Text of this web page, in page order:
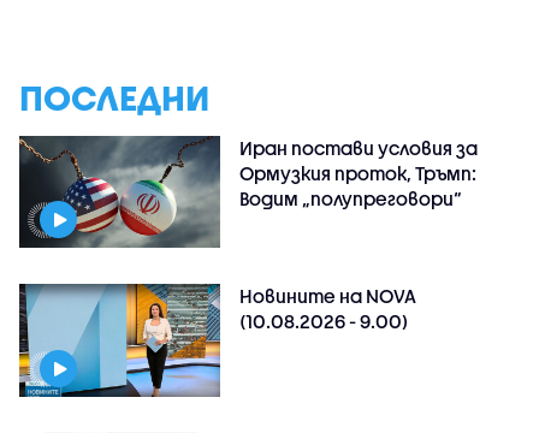
ПОСЛЕДНИ
Иран постави условия за
Ормузкия проток, Тръмп:
Водим „полупреговори“
Новините на NOVA
(10.08.2026 - 9.00)